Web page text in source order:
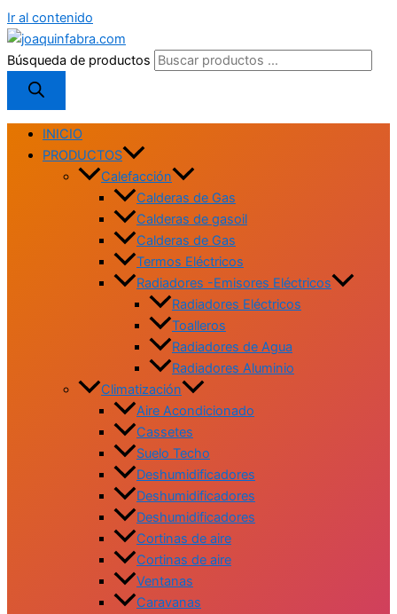
Ir al contenido
Búsqueda de productos
INICIO
PRODUCTOS
Calefacción
Calderas de Gas
Calderas de gasoil
Calderas de Gas
Termos Eléctricos
Radiadores -Emisores Eléctricos
Radiadores Eléctricos
Toalleros
Radiadores de Agua
Radiadores Aluminio
Climatización
Aire Acondicionado
Cassetes
Suelo Techo
Deshumidificadores
Deshumidificadores
Deshumidificadores
Cortinas de aire
Cortinas de aire
Ventanas
Caravanas